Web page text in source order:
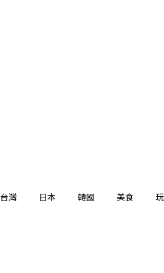
台灣 日本 韓國 美食